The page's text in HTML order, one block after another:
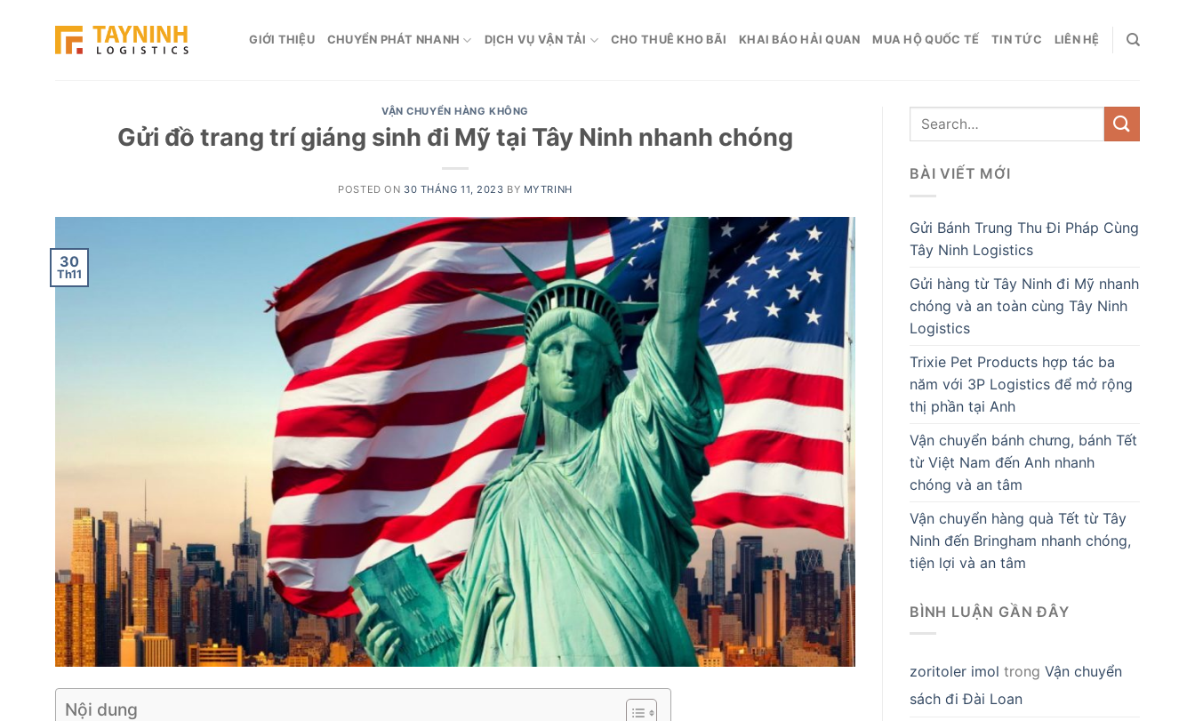
GIỚI THIỆU CHUYỂN PHÁT NHANH DỊCH VỤ VẬN TẢI CHO THUÊ KHO BÃI KHAI BÁO HẢI QUAN MUA HỘ QUỐC TẾ TIN TỨC LIÊN HỆ
VẬN CHUYỂN HÀNG KHÔNG
Gửi đồ trang trí giáng sinh đi Mỹ tại Tây Ninh nhanh chóng
POSTED ON 30 THÁNG 11, 2023 BY MYTRINH
30
Th11
Nội dung
BÀI VIẾT MỚI
Gửi Bánh Trung Thu Đi Pháp Cùng
Tây Ninh Logistics
Gửi hàng từ Tây Ninh đi Mỹ nhanh
chóng và an toàn cùng Tây Ninh
Logistics
Trixie Pet Products hợp tác ba
năm với 3P Logistics để mở rộng
thị phần tại Anh
Vận chuyển bánh chưng, bánh Tết
từ Việt Nam đến Anh nhanh
chóng và an tâm
Vận chuyển hàng quà Tết từ Tây
Ninh đến Bringham nhanh chóng,
tiện lợi và an tâm
BÌNH LUẬN GẦN ĐÂY
zoritoler imol trong Vận chuyển
sách đi Đài Loan